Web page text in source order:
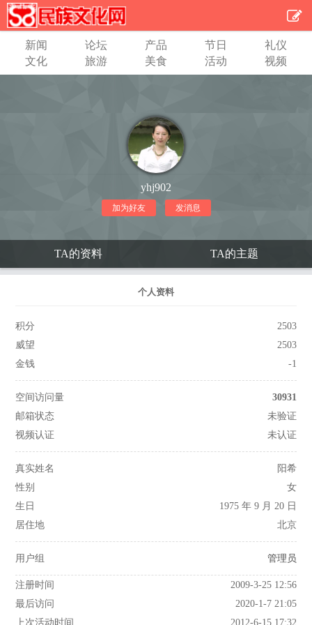
新闻 论坛 产品 节日
礼仪
文化
旅游 美食 活动 视频
yhj902
加为好友 发消息
TA的资料 TA的主题
个人资料
积分
2503
威望
2503
金钱
-1
空间访问量
30931
邮箱状态
未验证
视频认证
未认证
真实姓名
阳希
性别
女
生日
1975 年 9 月 20 日
居住地
北京
用户组 管理员
注册时间
2009-3-25 12:56
最后访问
2020-1-7 21:05
上次活动时间
2012-6-15 17:32